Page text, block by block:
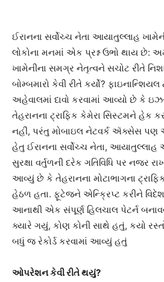
ઈરાનના સર્વોચ્ચ નેતા આયાતુલ્લાહ
લોકોના મનમાં એક પ્રશ્ન ઉભો થાય છે:
ખામેનીના સમગ્ર નેતૃત્વને સચોટ રીતે
બોમ્બમારો કેવી રીતે કર્યો?
અહેવાલમાં દાવો કરવામાં આવ્યો છે કે
તેહરાનના ટ્રાફિક કેમેરા સિસ્ટમને હેક
નહીં, પરંતુ મોબાઇલ નેટવર્ક ઍક્સેસ પણ
હેતુ ઈરાનના સર્વોચ્ચ નેતા,
સુરક્ષા વર્તુળની દરેક ગતિવિધિ પર નજર
આવ્યું છે કે તેહરાનના મોટાભાગના
હેઠળ હતા. ફૂટેજને એન્ક્રિપ્ટ કરીને
આનાથી એક સંપૂર્ણ હિલચાલ પેટર્ન
ક્યારે ગયું, કોણ કોની સાથે હતું, કયો
બધું જ રેકોર્ડ કરવામાં આવ્યું હતું
ઓપરેશન કેવી રીતે થયું?